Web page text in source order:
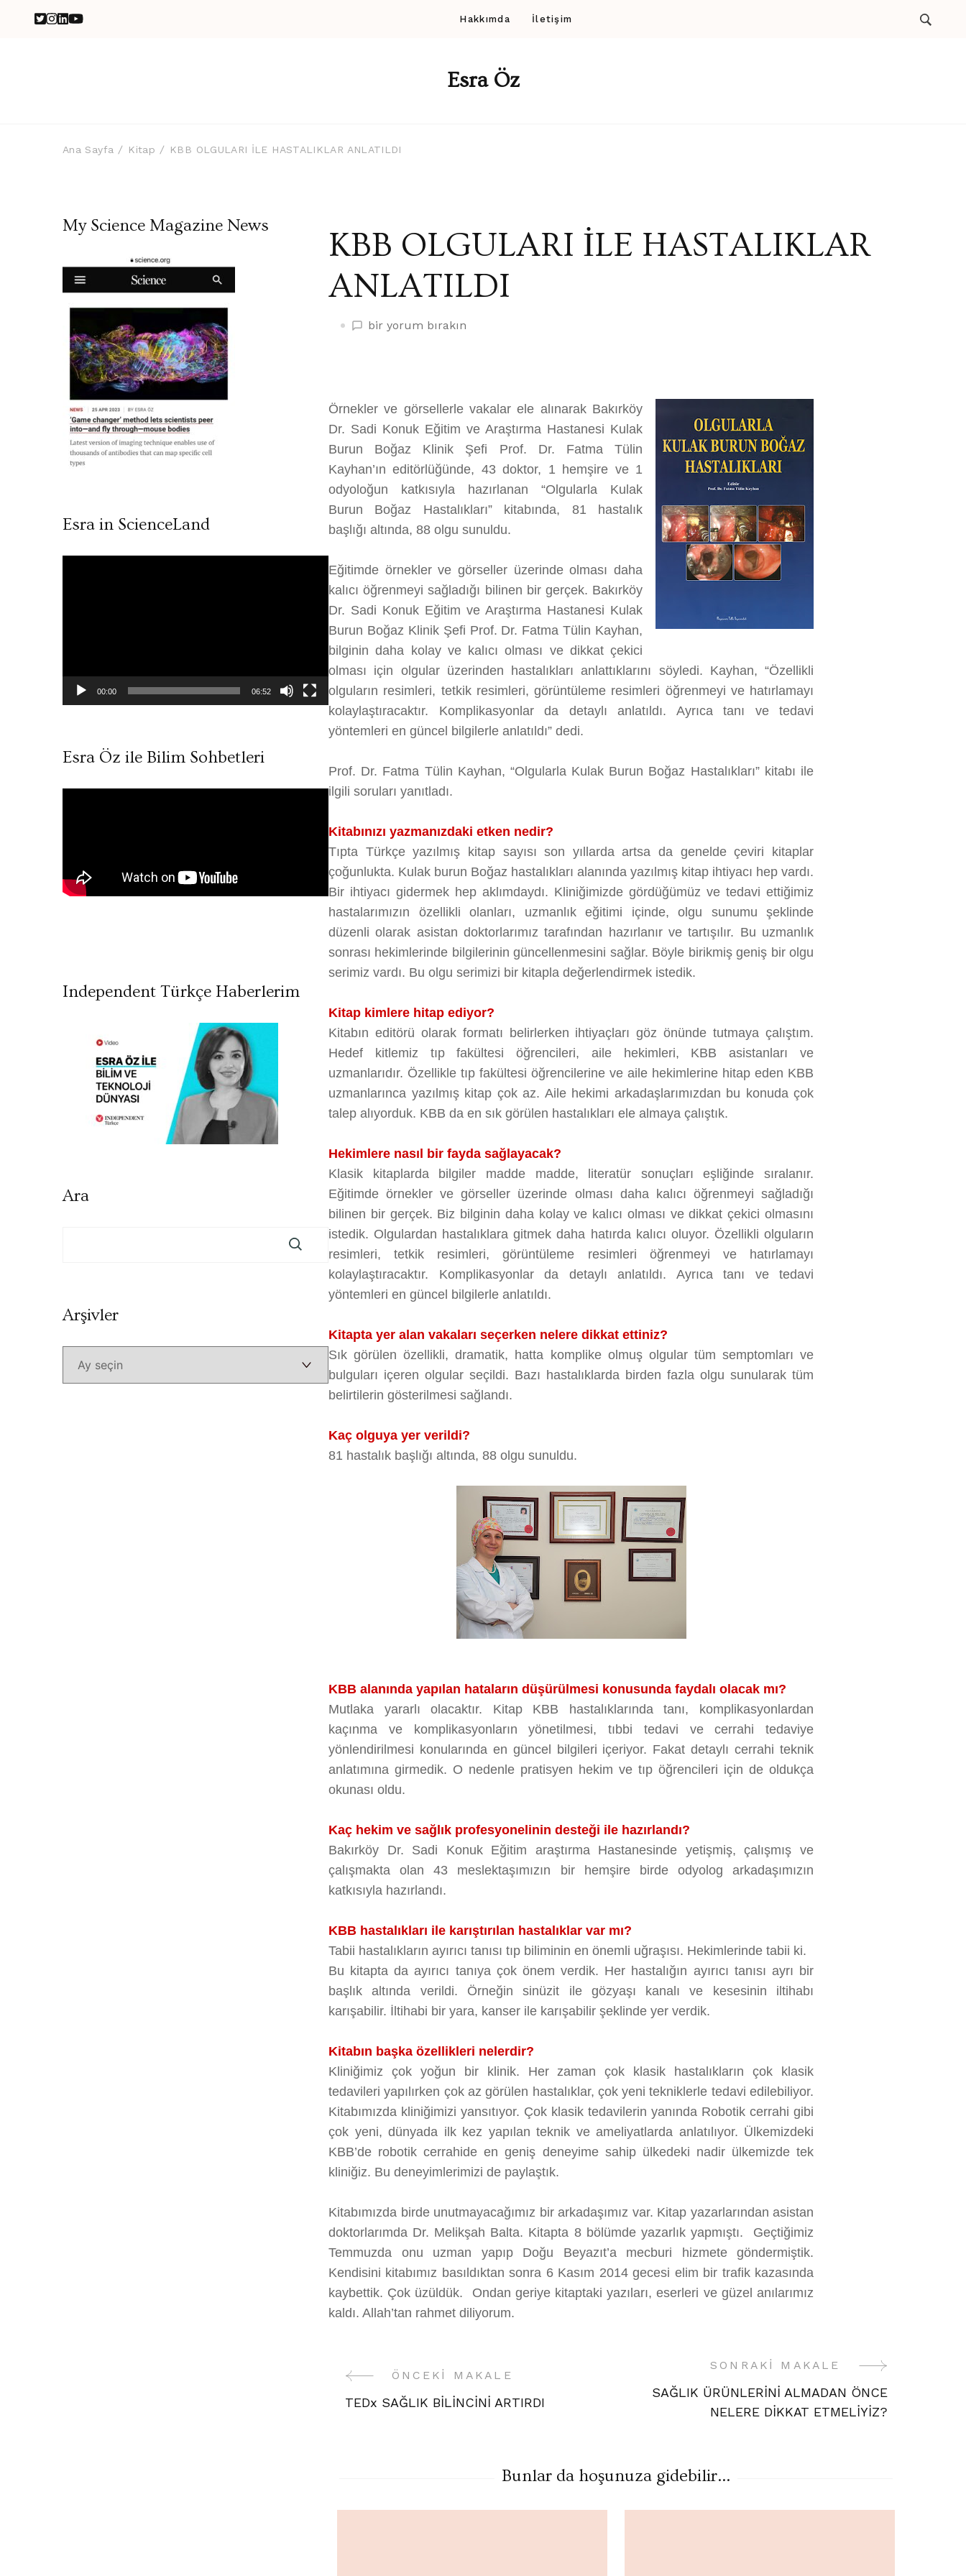
Hakkımda İletişim
Esra Öz
Ana Sayfa Kitap KBB OLGULARI İLE HASTALIKLAR ANLATILDI
KBB OLGULARI İLE HASTALIKLAR
ANLATILDI
KBB
üzerine
bir yorum bırakın
Örnekler ve görsellerle vakalar ele alınarak Bakırköy
Dr. Sadi Konuk Eğitim ve Araştırma Hastanesi Kulak
Burun Boğaz Klinik Şefi Prof. Dr. Fatma Tülin
Kayhan’ın editörlüğünde, 43 doktor, 1 hemşire ve 1
odyoloğun katkısıyla hazırlanan “Olgularla Kulak
Burun Boğaz Hastalıkları” kitabında, 81 hastalık
başlığı altında, 88 olgu sunuldu.
Eğitimde örnekler ve görseller üzerinde olması daha
kalıcı öğrenmeyi sağladığı bilinen bir gerçek. Bakırköy
Dr. Sadi Konuk Eğitim ve Araştırma Hastanesi Kulak
Burun Boğaz Klinik Şefi Prof. Dr. Fatma Tülin Kayhan,
bilginin daha kolay ve kalıcı olması ve dikkat çekici
olması için olgular üzerinden hastalıkları anlattıklarını söyledi. Kayhan, “Özellikli
olguların resimleri, tetkik resimleri, görüntüleme resimleri öğrenmeyi ve hatırlamayı
kolaylaştıracaktır. Komplikasyonlar da detaylı anlatıldı. Ayrıca tanı ve tedavi
yöntemleri en güncel bilgilerle anlatıldı” dedi.
Prof. Dr. Fatma Tülin Kayhan, “Olgularla Kulak Burun Boğaz Hastalıkları” kitabı ile
ilgili soruları yanıtladı.
Kitabınızı yazmanızdaki etken nedir?
Tıpta Türkçe yazılmış kitap sayısı son yıllarda artsa da genelde çeviri kitaplar
çoğunlukta. Kulak burun Boğaz hastalıkları alanında yazılmış kitap ihtiyacı hep vardı.
Bir ihtiyacı gidermek hep aklımdaydı. Kliniğimizde gördüğümüz ve tedavi ettiğimiz
hastalarımızın özellikli olanları, uzmanlık eğitimi içinde, olgu sunumu şeklinde
düzenli olarak asistan doktorlarımız tarafından hazırlanır ve tartışılır. Bu uzmanlık
sonrası hekimlerinde bilgilerinin güncellenmesini sağlar. Böyle birikmiş geniş bir olgu
serimiz vardı. Bu olgu serimizi bir kitapla değerlendirmek istedik.
Kitap kimlere hitap ediyor?
Kitabın editörü olarak formatı belirlerken ihtiyaçları göz önünde tutmaya çalıştım.
Hedef kitlemiz tıp fakültesi öğrencileri, aile hekimleri, KBB asistanları ve
uzmanlarıdır. Özellikle tıp fakültesi öğrencilerine ve aile hekimlerine hitap eden KBB
uzmanlarınca yazılmış kitap çok az. Aile hekimi arkadaşlarımızdan bu konuda çok
talep alıyorduk. KBB da en sık görülen hastalıkları ele almaya çalıştık.
Hekimlere nasıl bir fayda sağlayacak?
Klasik kitaplarda bilgiler madde madde, literatür sonuçları eşliğinde sıralanır.
Eğitimde örnekler ve görseller üzerinde olması daha kalıcı öğrenmeyi sağladığı
bilinen bir gerçek. Biz bilginin daha kolay ve kalıcı olması ve dikkat çekici olmasını
istedik. Olgulardan hastalıklara gitmek daha hatırda kalıcı oluyor. Özellikli olguların
resimleri, tetkik resimleri, görüntüleme resimleri öğrenmeyi ve hatırlamayı
kolaylaştıracaktır. Komplikasyonlar da detaylı anlatıldı. Ayrıca tanı ve tedavi
yöntemleri en güncel bilgilerle anlatıldı.
Kitapta yer alan vakaları seçerken nelere dikkat ettiniz?
Sık görülen özellikli, dramatik, hatta komplike olmuş olgular tüm semptomları ve
bulguları içeren olgular seçildi. Bazı hastalıklarda birden fazla olgu sunularak tüm
belirtilerin gösterilmesi sağlandı.
Kaç olguya yer verildi?
81 hastalık başlığı altında, 88 olgu sunuldu.
KBB alanında yapılan hataların düşürülmesi konusunda faydalı olacak mı?
Mutlaka yararlı olacaktır. Kitap KBB hastalıklarında tanı, komplikasyonlardan
kaçınma ve komplikasyonların yönetilmesi, tıbbi tedavi ve cerrahi tedaviye
yönlendirilmesi konularında en güncel bilgileri içeriyor. Fakat detaylı cerrahi teknik
anlatımına girmedik. O nedenle pratisyen hekim ve tıp öğrencileri için de oldukça
okunası oldu.
Kaç hekim ve sağlık profesyonelinin desteği ile hazırlandı?
Bakırköy Dr. Sadi Konuk Eğitim araştırma Hastanesinde yetişmiş, çalışmış ve
çalışmakta olan 43 meslektaşımızın bir hemşire birde odyolog arkadaşımızın
katkısıyla hazırlandı.
KBB hastalıkları ile karıştırılan hastalıklar var mı?
Tabii hastalıkların ayırıcı tanısı tıp biliminin en önemli uğraşısı. Hekimlerinde tabii ki.
Bu kitapta da ayırıcı tanıya çok önem verdik. Her hastalığın ayırıcı tanısı ayrı bir
başlık altında verildi. Örneğin sinüzit ile gözyaşı kanalı ve kesesinin iltihabı
karışabilir. İltihabi bir yara, kanser ile karışabilir şeklinde yer verdik.
Kitabın başka özellikleri nelerdir?
Kliniğimiz çok yoğun bir klinik. Her zaman çok klasik hastalıkların çok klasik
tedavileri yapılırken çok az görülen hastalıklar, çok yeni tekniklerle tedavi edilebiliyor.
Kitabımızda kliniğimizi yansıtıyor. Çok klasik tedavilerin yanında Robotik cerrahi gibi
çok yeni, dünyada ilk kez yapılan teknik ve ameliyatlarda anlatılıyor. Ülkemizdeki
KBB’de robotik cerrahide en geniş deneyime sahip ülkedeki nadir ülkemizde tek
kliniğiz. Bu deneyimlerimizi de paylaştık.
Kitabımızda birde unutmayacağımız bir arkadaşımız var. Kitap yazarlarından asistan
doktorlarımda Dr. Melikşah Balta. Kitapta 8 bölümde yazarlık yapmıştı. Geçtiğimiz
Temmuzda onu uzman yapıp Doğu Beyazıt’a mecburi hizmete göndermiştik.
Kendisini kitabımız basıldıktan sonra 6 Kasım 2014 gecesi elim bir trafik kazasında
kaybettik. Çok üzüldük. Ondan geriye kitaptaki yazıları, eserleri ve güzel anılarımız
kaldı. Allah’tan rahmet diliyorum.
Yazı
Gezinme
ÖNCEKI MAKALE
TEDx SAĞLIK BİLİNCİNİ ARTIRDI
SONRAKI MAKALE
SAĞLIK ÜRÜNLERİNİ ALMADAN ÖNCE
NELERE DİKKAT ETMELİYİZ?
Bunlar da hoşunuza gidebilir...
My Science Magazine News
Esra in ScienceLand
00:00 06:52
Esra Öz ile Bilim Sohbetleri
Independent Türkçe Haberlerim
Ara
ArşivlerArşivler